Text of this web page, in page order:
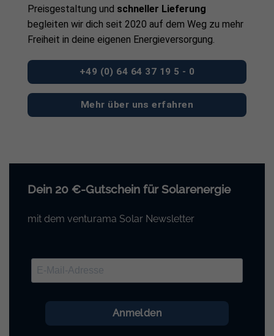
Preisgestaltung und schneller Lieferung
begleiten wir dich seit 2020 auf dem Weg zu mehr
Freiheit in deine eigenen Energieversorgung.
+49 (0) 64 64 37 19 5 - 0
Mehr über uns erfahren
Dein 20 €-Gutschein für Solarenergie
mit dem venturama Solar Newsletter
Anmelden